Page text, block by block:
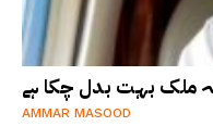
ملک بہت بدل چکا ہے
AMMAR MASOOD